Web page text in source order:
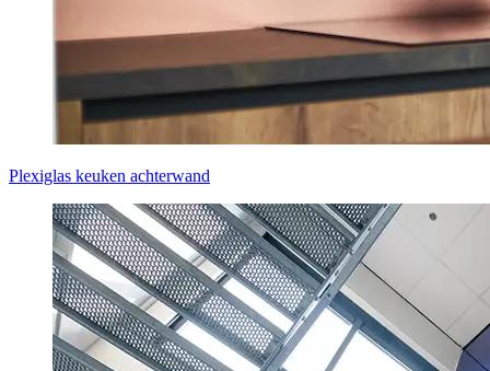
Plexiglas keuken achterwand